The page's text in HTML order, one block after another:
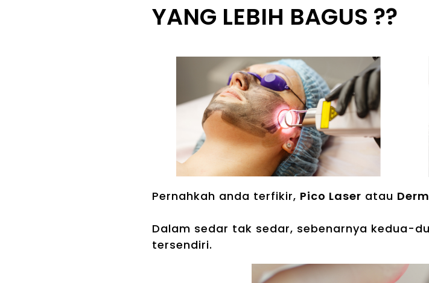
YANG LEBIH BAGUS ??
Pernahkah anda terfikir, Pico Laser atau
Dalam sedar tak sedar, sebenarnya kedua-
tersendiri.